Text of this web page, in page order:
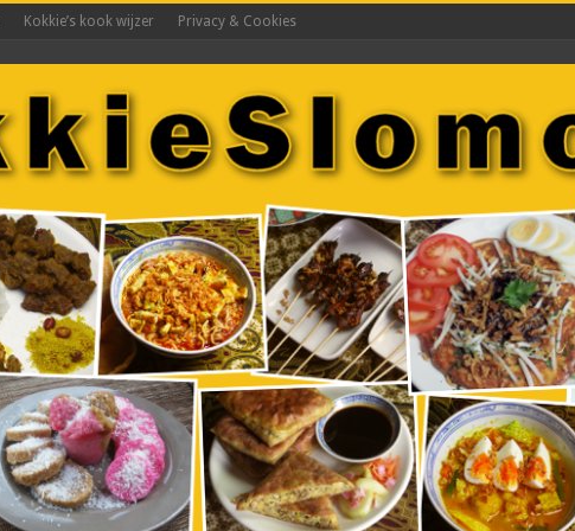
Kokkie’s kook wijzer Privacy & Cookies